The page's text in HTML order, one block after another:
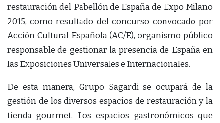
restauración del Pabellón de España de Expo Milano
2015, como resultado del concurso convocado por
Acción Cultural Española (AC/E), organismo público
responsable de gestionar la presencia de España en
las Exposiciones Universales e Internacionales.
De esta manera, Grupo Sagardi se ocupará de la
gestión de los diversos espacios de restauración y la
tienda gourmet. Los espacios gastronómicos que